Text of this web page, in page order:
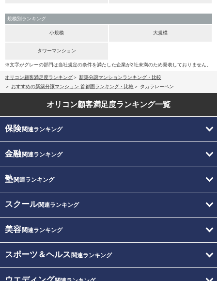
規模別ランキング
小規模 大規模
タワーマンション
※文字がグレーの部門は当社規定の条件を満たした企業が2社未満のため発表しておりません。
オリコン顧客満足度ランキング
新築分譲マンションランキング・比較
おすすめの新築分譲マンション 首都圏ランキング・比較
タカラレーベン
オリコン顧客満足度ランキング一覧
保険関連ランキング
金融関連ランキング
塾関連ランキング
スクール関連ランキング
美容関連ランキング
スポーツ＆ヘルス 関連ランキング